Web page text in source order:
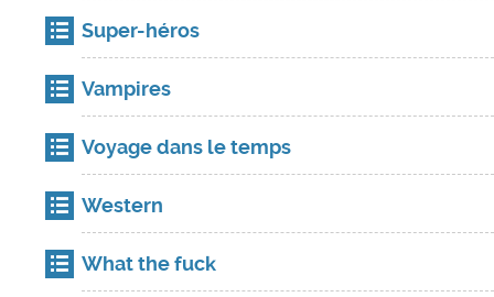
Super-héros
Vampires
Voyage dans le temps
Western
What the fuck